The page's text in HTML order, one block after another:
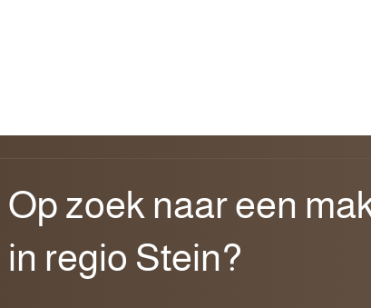
Op zoek naar een
in regio Stein?